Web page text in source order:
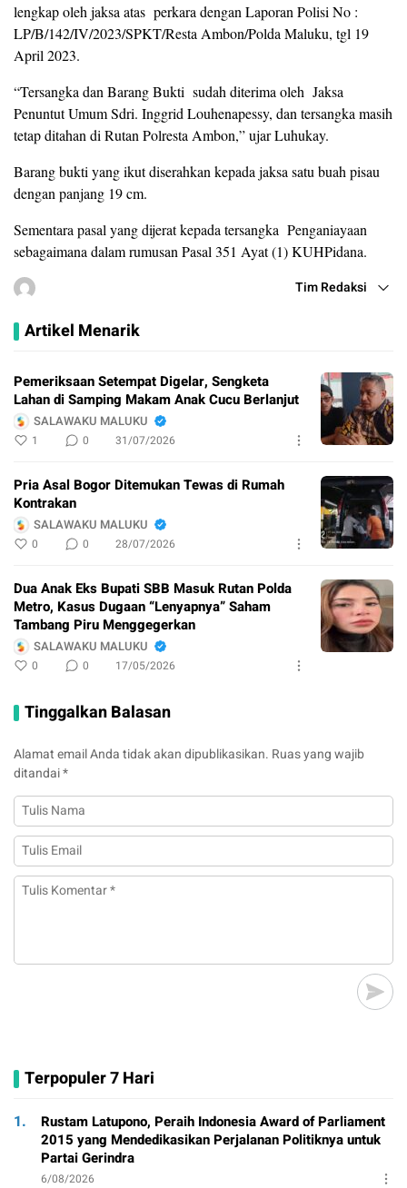
lengkap oleh jaksa atas perkara dengan Laporan Polisi No :
LP/B/142/IV/2023/SPKT/Resta Ambon/Polda Maluku, tgl 19
April 2023.
“Tersangka dan Barang Bukti sudah diterima oleh Jaksa
Penuntut Umum Sdri. Inggrid Louhenapessy, dan tersangka masih
tetap ditahan di Rutan Polresta Ambon,” ujar Luhukay.
Barang bukti yang ikut diserahkan kepada jaksa satu buah pisau
dengan panjang 19 cm.
Sementara pasal yang dijerat kepada tersangka Penganiayaan
sebagaimana dalam rumusan Pasal 351 Ayat (1) KUHPidana.
Tim Redaksi
Artikel Menarik
Pemeriksaan Setempat Digelar, Sengketa
Lahan di Samping Makam Anak Cucu Berlanjut
SALAWAKU MALUKU
1 0 31/07/2026
Pria Asal Bogor Ditemukan Tewas di Rumah
Kontrakan
SALAWAKU MALUKU
0 0 28/07/2026
Dua Anak Eks Bupati SBB Masuk Rutan Polda
Metro, Kasus Dugaan “Lenyapnya” Saham
Tambang Piru Menggegerkan
SALAWAKU MALUKU
0 0 17/05/2026
Tinggalkan Balasan
Alamat email Anda tidak akan dipublikasikan. Ruas yang wajib
ditandai*
Terpopuler 7 Hari
1.
Rustam Latupono, Peraih Indonesia Award of Parliament
2015 yang Mendedikasikan Perjalanan Politiknya untuk
Partai Gerindra
6/08/2026